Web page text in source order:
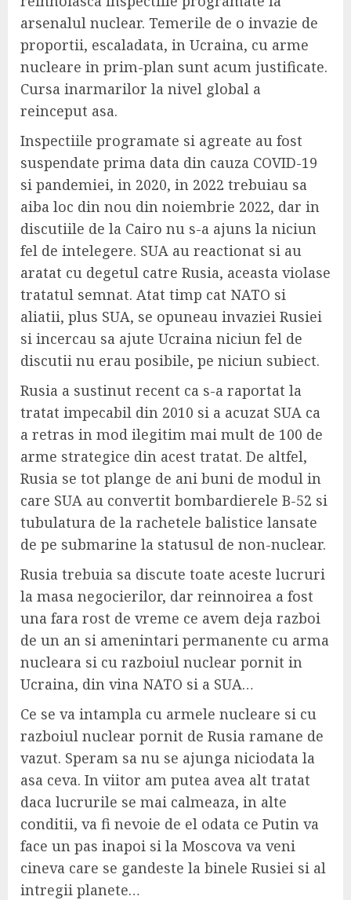
arsenalul nuclear. Temerile de o invazie de
proportii, escaladata, in Ucraina, cu arme
nucleare in prim-plan sunt acum justificate.
Cursa inarmarilor la nivel global a
reinceput asa.
Inspectiile programate si agreate au fost
suspendate prima data din cauza COVID-19
si pandemiei, in 2020, in 2022 trebuiau sa
aiba loc din nou din noiembrie 2022, dar in
discutiile de la Cairo nu s-a ajuns la niciun
fel de intelegere. SUA au reactionat si au
aratat cu degetul catre Rusia, aceasta violase
tratatul semnat. Atat timp cat NATO si
aliatii, plus SUA, se opuneau invaziei Rusiei
si incercau sa ajute Ucraina niciun fel de
discutii nu erau posibile, pe niciun subiect.
Rusia a sustinut recent ca s-a raportat la
tratat impecabil din 2010 si a acuzat SUA ca
a retras in mod ilegitim mai mult de 100 de
arme strategice din acest tratat. De altfel,
Rusia se tot plange de ani buni de modul in
care SUA au convertit bombardierele B-52 si
tubulatura de la rachetele balistice lansate
de pe submarine la statusul de non-nuclear.
Rusia trebuia sa discute toate aceste lucruri
la masa negocierilor, dar reinnoirea a fost
una fara rost de vreme ce avem deja razboi
de un an si amenintari permanente cu arma
nucleara si cu razboiul nuclear pornit in
Ucraina, din vina NATO si a SUA…
Ce se va intampla cu armele nucleare si cu
razboiul nuclear pornit de Rusia ramane de
vazut. Speram sa nu se ajunga niciodata la
asa ceva. In viitor am putea avea alt tratat
daca lucrurile se mai calmeaza, in alte
conditii, va fi nevoie de el odata ce Putin va
face un pas inapoi si la Moscova va veni
cineva care se gandeste la binele Rusiei si al
intregii planete…